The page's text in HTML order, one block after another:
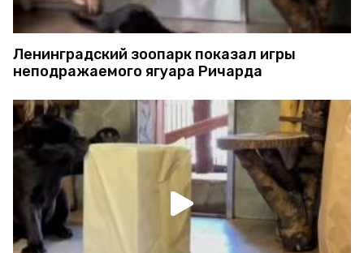
Ленинградский зоопарк показал игры
неподражаемого ягуара Ричарда